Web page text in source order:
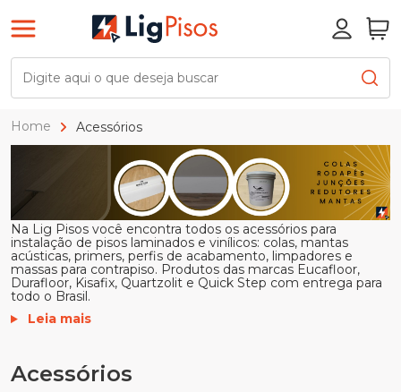
Home Acessórios
Na Lig Pisos você encontra todos os acessórios para
instalação de pisos laminados e vinílicos: colas, mantas
acústicas, primers, perfis de acabamento, limpadores e
massas para contrapiso. Produtos das marcas Eucafloor,
Durafloor, Kisafix, Quartzolit e Quick Step com entrega para
todo o Brasil.
Leia mais
Acessórios